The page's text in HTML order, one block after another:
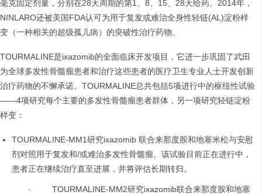
毫克固定剂量，分别在28天周期的第1、8、15、28天给药。2014年，
NINLARO还被美国FDA认可为用于复发或难治全身性轻链(AL)淀粉样
变（一种相关的超级孤儿病）的突破性治疗药物。
TOURMALINE是ixazomib的全面临床开发项目，它进一步巩固了武田
为全球多发性骨髓瘤患者和治疗这些患者的医疗卫生专业人士开发创新
治疗药物的不懈承诺。TOURMALINE总共包括5项进行中的枢纽性试验
——4项研究每个主要的多发性骨髓瘤患者群体，另一项研究轻链淀粉
样变：
TOURMALINE-MM1研究ixazomib 联合来那度胺和地塞米松与安慰
剂对照用于复发和/或难治多发性骨髓瘤。该试验目前正在进行中，
患者正在继续治疗直至进展，并将评估长期转归。
· TOURMALINE-MM2研究ixazomib联合来那度胺和地塞